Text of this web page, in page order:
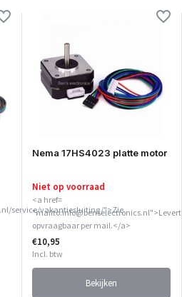
service/vakantiesluiting/">Zie
Nema 17HS4023 platte motor
Niet op voorraad
<a href=
opvraagbaar per mail.</a>
€10,95
Incl. btw
Bekijken